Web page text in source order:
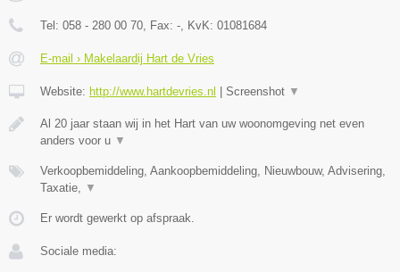
Tel: 058 - 280 00 70 , Fax: - , KvK: 01081684
E-mail › Makelaardij Hart de Vries
Website: http://www.hartdevries.nl | Screenshot ▼
Al 20 jaar staan wij in het Hart van uw woonomgeving net even
anders voor u ▼
Verkoopbemiddeling, Aankoopbemiddeling, Nieuwbouw, Advisering,
Taxatie,
▼
Er wordt gewerkt op afspraak.
Sociale media: